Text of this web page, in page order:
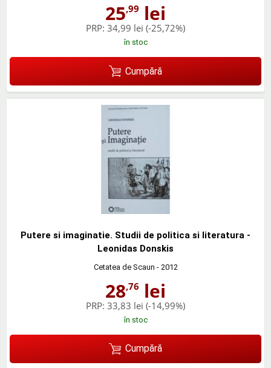
25,99 lei
PRP: 34,99 lei (-25,72%)
în stoc
Cumpără
Putere si imaginatie. Studii de politica si literatura -
Leonidas Donskis
Cetatea de Scaun - 2012
28,76 lei
PRP: 33,83 lei (-14,99%)
în stoc
Cumpără